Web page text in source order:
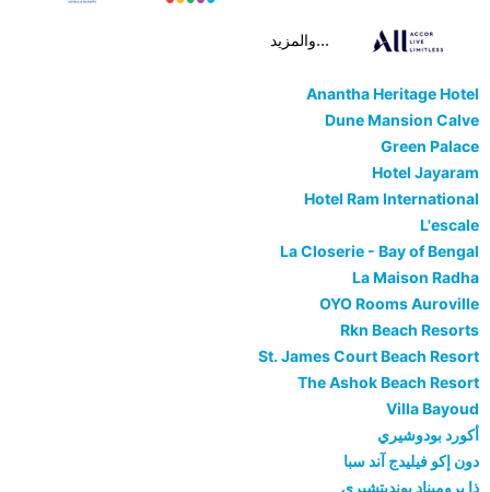
...والمزيد
Anantha Heritage Hotel
Dune Mansion Calve
Green Palace
Hotel Jayaram
Hotel Ram International
L'escale
La Closerie - Bay of Bengal
La Maison Radha
OYO Rooms Auroville
Rkn Beach Resorts
St. James Court Beach Resort
The Ashok Beach Resort
Villa Bayoud
أكورد بودوشيري
دون إكو فيليدج آند سبا
ذا بروميناد بونديتشيري